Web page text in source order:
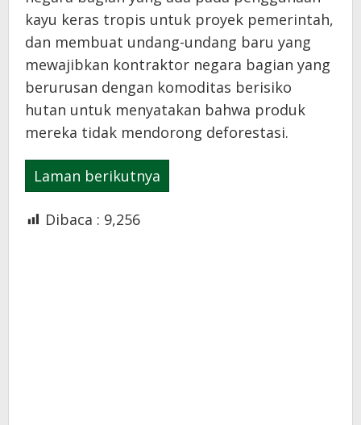
kayu keras tropis untuk proyek pemerintah,
dan membuat undang-undang baru yang
mewajibkan kontraktor negara bagian yang
berurusan dengan komoditas berisiko
hutan untuk menyatakan bahwa produk
mereka tidak mendorong deforestasi.
Laman berikutnya
Dibaca : 9,256